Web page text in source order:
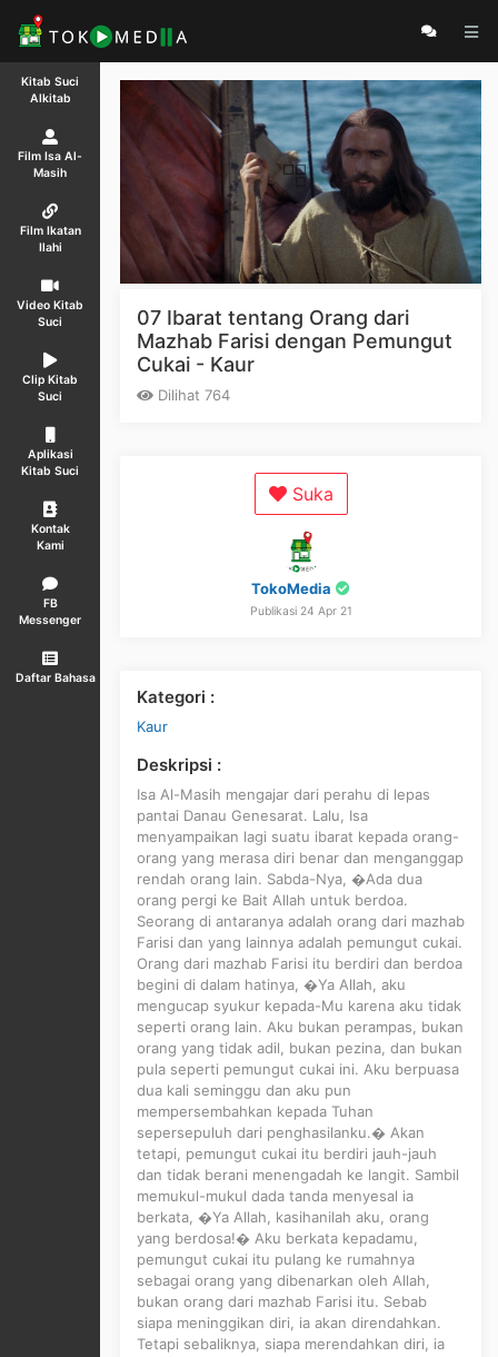
Kitab Suci
Alkitab
Film Isa Al-
Masih
Film Ikatan
Ilahi
Video Kitab
Suci
Clip Kitab
Suci
Aplikasi
Kitab Suci
Kontak
Kami
FB
Messenger
Daftar Bahasa
07 Ibarat tentang Orang dari
Mazhab Farisi dengan Pemungut
Cukai - Kaur
Dilihat 764
Suka
TokoMedia
Publikasi 24 Apr 21
Kategori :
Kaur
Deskripsi :
Isa Al-Masih mengajar dari perahu di lepas
pantai Danau Genesarat. Lalu, Isa
menyampaikan lagi suatu ibarat kepada orang-
orang yang merasa diri benar dan menganggap
rendah orang lain. Sabda-Nya, �Ada dua
orang pergi ke Bait Allah untuk berdoa.
Seorang di antaranya adalah orang dari mazhab
Farisi dan yang lainnya adalah pemungut cukai.
Orang dari mazhab Farisi itu berdiri dan berdoa
begini di dalam hatinya, �Ya Allah, aku
mengucap syukur kepada-Mu karena aku tidak
seperti orang lain. Aku bukan perampas, bukan
orang yang tidak adil, bukan pezina, dan bukan
pula seperti pemungut cukai ini. Aku berpuasa
dua kali seminggu dan aku pun
mempersembahkan kepada Tuhan
sepersepuluh dari penghasilanku.� Akan
tetapi, pemungut cukai itu berdiri jauh-jauh
dan tidak berani menengadah ke langit. Sambil
memukul-mukul dada tanda menyesal ia
berkata, �Ya Allah, kasihanilah aku, orang
yang berdosa!� Aku berkata kepadamu,
pemungut cukai itu pulang ke rumahnya
sebagai orang yang dibenarkan oleh Allah,
bukan orang dari mazhab Farisi itu. Sebab
siapa meninggikan diri, ia akan direndahkan.
Tetapi sebaliknya, siapa merendahkan diri, ia